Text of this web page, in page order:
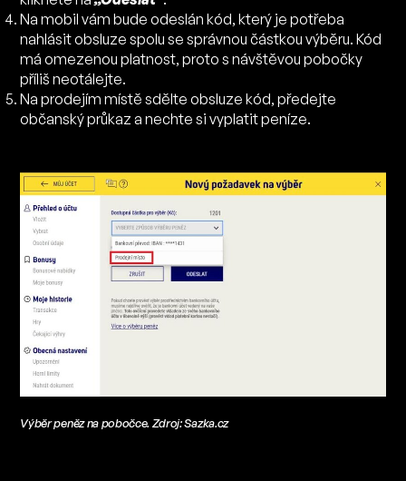
Na mobil vám bude odeslán kód, který je potřeba
nahlásit obsluze spolu se správnou částkou výběru. Kód
má omezenou platnost, proto s návštěvou pobočky
příliš neotálejte.
Na prodejím místě sdělte obsluze kód, předejte
občanský průkaz a nechte si vyplatit peníze.
Výběr peněz na pobočce. Zdroj: Sazka.cz